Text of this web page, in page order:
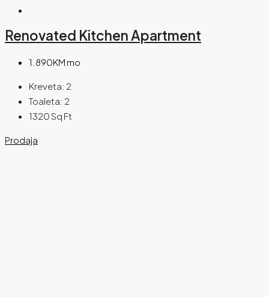
Renovated Kitchen Apartment
1.890KM mo
Kreveta: 2
Toaleta: 2
1320Sq Ft
Prodaja